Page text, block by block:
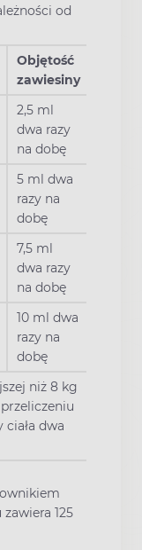
od
Objętość
zawiesiny
2,5 ml
dwa razy
na dobę
5 ml dwa
razy na
dobę
7,5 ml
dwa razy
na dobę
10 ml dwa
razy na
dobę
niż 8 kg
ciała dwa
125